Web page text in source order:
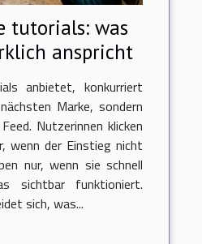
tutorials: was
anspricht
anbietet, konkurriert
Marke, sondern
Nutzerinnen klicken
wenn der Einstieg nicht
nur, wenn sie schnell
sichtbar funktioniert.
sich, was...